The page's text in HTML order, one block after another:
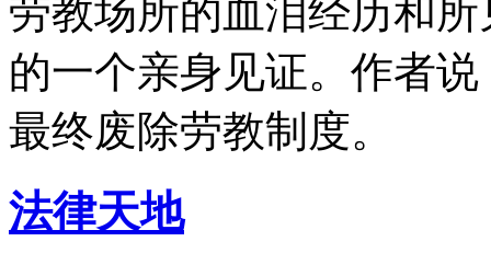
劳教场所的血泪经历和
的一个亲身见证。作者
最终废除劳教制度。
法律天地